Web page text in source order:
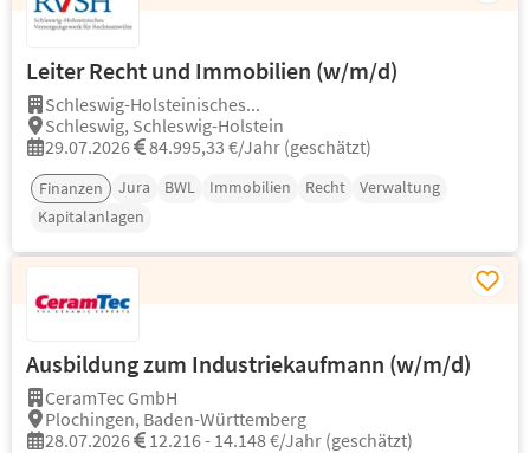
Leiter Recht und Immobilien (w/m/d)
Schleswig-Holsteinisches...
Schleswig, Schleswig-Holstein
29.07.2026
84.995,33 €/Jahr (geschätzt)
Finanzen Jura BWL Immobilien Recht
Verwaltung
Kapitalanlagen
Ausbildung zum Industriekaufmann (w/m/d)
CeramTec GmbH
Plochingen, Baden-Württemberg
28.07.2026
12.216 - 14.148 €/Jahr (geschätzt)